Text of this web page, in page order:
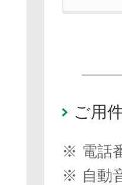
ご用
※ 電話
※ 自動